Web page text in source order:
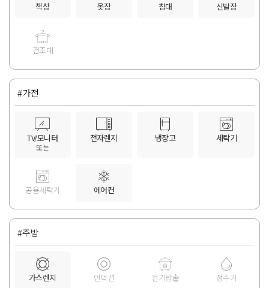
책상 옷장 침대 신발장
건조대
#가전
TV/모니터
또는
전자렌지 냉장고 세탁기
공용세탁기 에어컨
#주방
가스렌지 인덕션 전기밥솥 정수기